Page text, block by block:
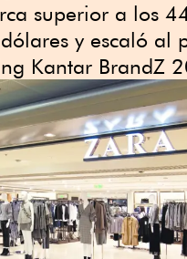
superior a los
y escaló al
Kantar BrandZ